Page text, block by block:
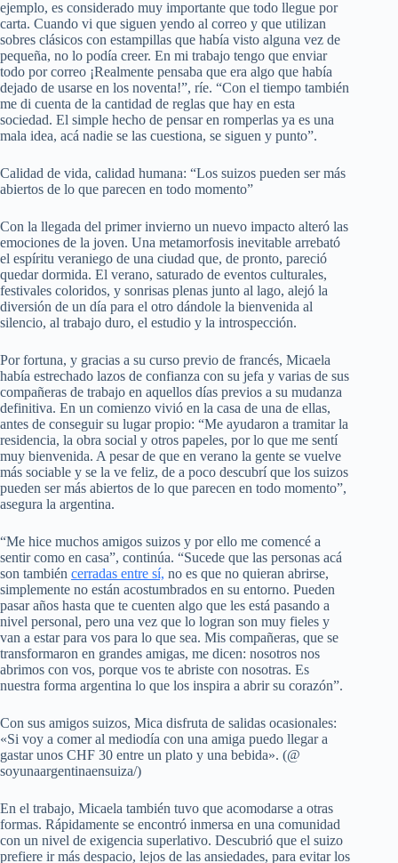
ejemplo, es considerado muy importante que todo llegue por
carta. Cuando vi que siguen yendo al correo y que utilizan
sobres clásicos con estampillas que había visto alguna vez de
pequeña, no lo podía creer. En mi trabajo tengo que enviar
todo por correo ¡Realmente pensaba que era algo que había
dejado de usarse en los noventa!”, ríe. “Con el tiempo también
me di cuenta de la cantidad de reglas que hay en esta
sociedad. El simple hecho de pensar en romperlas ya es una
mala idea, acá nadie se las cuestiona, se siguen y punto”.
Calidad de vida, calidad humana: “Los suizos pueden ser más
abiertos de lo que parecen en todo momento”
Con la llegada del primer invierno un nuevo impacto alteró las
emociones de la joven. Una metamorfosis inevitable arrebató
el espíritu veraniego de una ciudad que, de pronto, pareció
quedar dormida. El verano, saturado de eventos culturales,
festivales coloridos, y sonrisas plenas junto al lago, alejó la
diversión de un día para el otro dándole la bienvenida al
silencio, al trabajo duro, el estudio y la introspección.
Por fortuna, y gracias a su curso previo de francés, Micaela
había estrechado lazos de confianza con su jefa y varias de sus
compañeras de trabajo en aquellos días previos a su mudanza
definitiva. En un comienzo vivió en la casa de una de ellas,
antes de conseguir su lugar propio: “Me ayudaron a tramitar la
residencia, la obra social y otros papeles, por lo que me sentí
muy bienvenida. A pesar de que en verano la gente se vuelve
más sociable y se la ve feliz, de a poco descubrí que los suizos
pueden ser más abiertos de lo que parecen en todo momento”,
asegura la argentina.
“Me hice muchos amigos suizos y por ello me comencé a
sentir como en casa”, continúa. “Sucede que las personas acá
son también cerradas entre sí, no es que no quieran abrirse,
simplemente no están acostumbrados en su entorno. Pueden
pasar años hasta que te cuenten algo que les está pasando a
nivel personal, pero una vez que lo logran son muy fieles y
van a estar para vos para lo que sea. Mis compañeras, que se
transformaron en grandes amigas, me dicen: nosotros nos
abrimos con vos, porque vos te abriste con nosotras. Es
nuestra forma argentina lo que los inspira a abrir su corazón”.
Con sus amigos suizos, Mica disfruta de salidas ocasionales:
«Si voy a comer al mediodía con una amiga puedo llegar a
gastar unos CHF 30 entre un plato y una bebida». (@
soyunaargentinaensuiza/)
En el trabajo, Micaela también tuvo que acomodarse a otras
formas. Rápidamente se encontró inmersa en una comunidad
con un nivel de exigencia superlativo. Descubrió que el suizo
prefiere ir más despacio, lejos de las ansiedades, para evitar los